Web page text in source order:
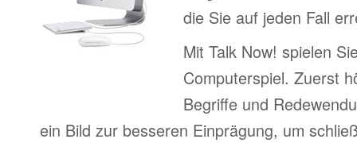
die Sie auf jeden Fall
Mit Talk Now! spielen
Computerspiel. Zuerst
Begriffe und
ein Bild zur besseren Einprägung, um